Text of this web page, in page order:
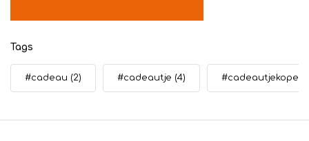
Tags
#cadeau (2) #cadeautje (4) #cadeautjekopen